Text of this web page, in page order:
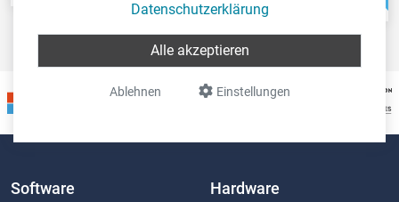
Datenschutzerklärung
Einstellungen
Ablehnen
Alle akzeptieren
Software Hardware